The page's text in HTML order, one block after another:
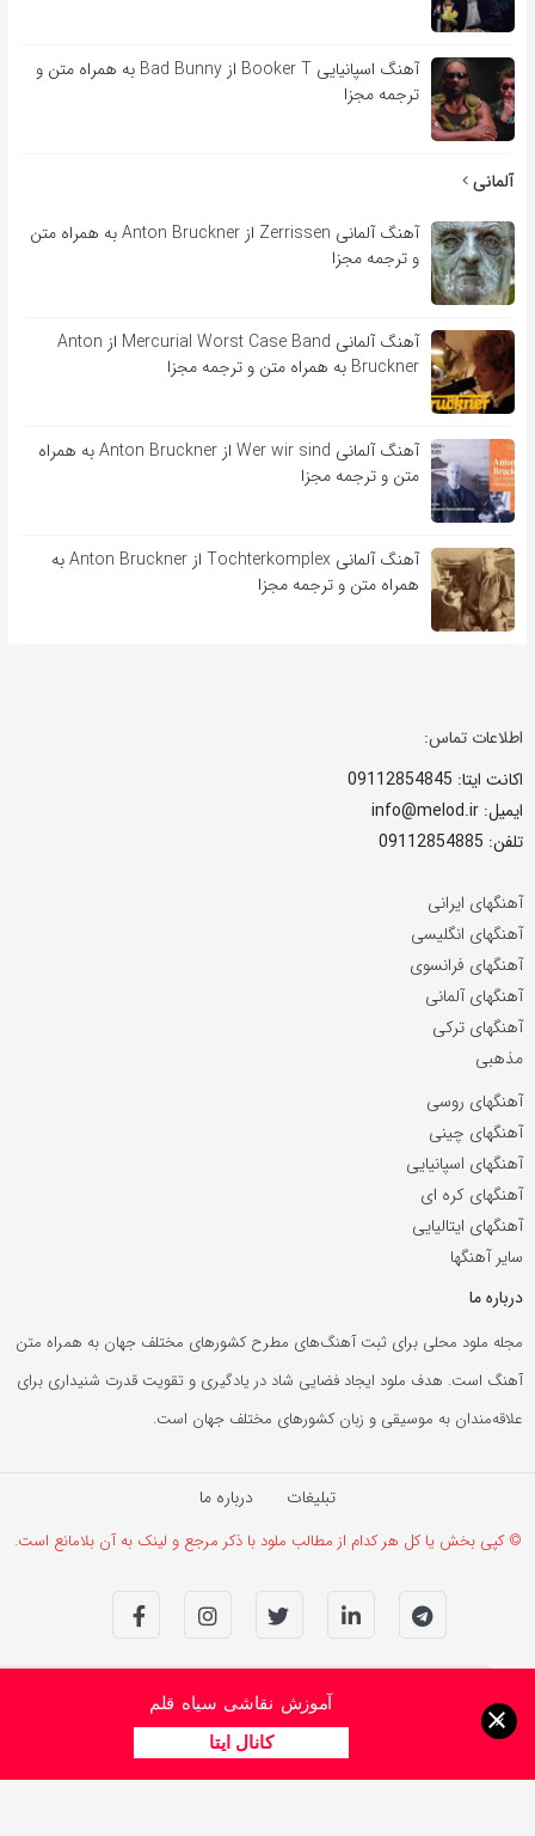
آهنگ اسپانیایی Booker T از Bad Bunny به همراه متن و
ترجمه مجزا
آلمانی
آهنگ آلمانی Zerrissen از Anton Bruckner به همراه متن
و ترجمه مجزا
آهنگ آلمانی Mercurial Worst Case Band از Anton
Bruckner به همراه متن و ترجمه مجزا
آهنگ آلمانی Wer wir sind از Anton Bruckner به همراه
متن و ترجمه مجزا
آهنگ آلمانی Tochterkomplex از Anton Bruckner به
همراه متن و ترجمه مجزا
اطلاعات تماس:
اکانت ایتا: 09112854845
ایمیل: info@melod.ir
تلفن: 09112854885
آهنگهای ایرانی
آهنگهای انگلیسی
آهنگهای فرانسوی
آهنگهای آلمانی
آهنگهای ترکی
مذهبی
آهنگهای روسی
آهنگهای چینی
آهنگهای اسپانیایی
آهنگهای کره ای
آهنگهای ایتالیایی
سایر آهنگها
درباره ما
مجله ملود محلی برای ثبت آهنگ‌های مطرح کشورهای مختلف جهان به همراه متن
آهنگ است. هدف ملود ایجاد فضایی شاد در یادگیری و تقویت قدرت شنیداری برای
علاقه‌مندان به موسیقی و زبان کشورهای مختلف جهان است.
تبلیغات درباره ما
© کپی بخش یا کل هر کدام از مطالب ملود با ذکر مرجع و لینک به آن بلامانع است.
آموزش نقاشی سیاه قلم
کانال ایتا
×